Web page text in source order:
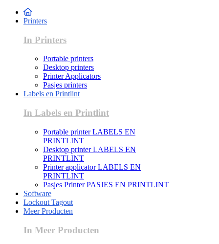
Printers
In Printers
Portable printers
Desktop printers
Printer Applicators
Pasjes printers
Labels en Printlint
In Labels en Printlint
Portable printer LABELS EN
PRINTLINT
Desktop printer LABELS EN
PRINTLINT
Printer applicator LABELS EN
PRINTLINT
Pasjes Printer PASJES EN PRINTLINT
Software
Lockout Tagout
Meer Producten
In Meer Producten